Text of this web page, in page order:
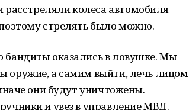
колеса автомобиля
стрелять было можно.
бандиты оказались в ловушке. Мы
оружие, а самим выйти, лечь лицом
они будут уничтожены.
и увез в управление МВД.